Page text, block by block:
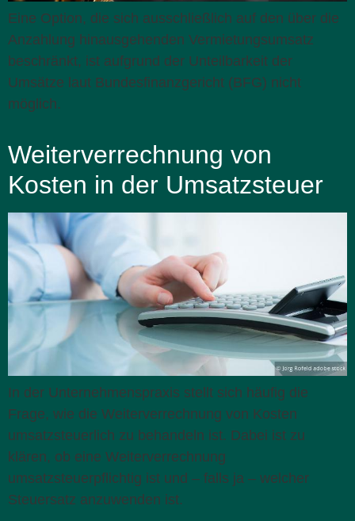
Eine Option, die sich ausschließlich auf den über die
Anzahlung hinausgehenden Vermietungsumsatz
beschränkt, ist aufgrund der Unteilbarkeit der
Umsätze laut Bundesfinanzgericht (BFG) nicht
möglich.
Weiterverrechnung von
Kosten in der Umsatzsteuer
In der Unternehmenspraxis stellt sich häufig die
Frage, wie die Weiterverrechnung von Kosten
umsatzsteuerlich zu behandeln ist. Dabei ist zu
klären, ob eine Weiterverrechnung
umsatzsteuerpflichtig ist und – falls ja – welcher
Steuersatz anzuwenden ist.